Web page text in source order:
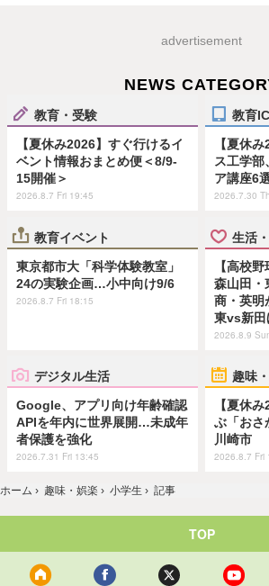
advertisement
NEWS
教育・受験
【夏休み2026】すぐ行けるイ
ベント情報おまとめ便＜8/9-
15開催＞
2026.8.7 Fri 19:45
教育
【夏休
ス工学部
ア講座6
2026.7.30
教育イベント
東京都市大「科学体験教室」
24の実験企画…小中向け9/6
2026.8.7 Fri 18:15
生活
【高校
森山田・
商・英明
東vs新田
2026.8.9
デジタル生活
Google、アプリ向け年齢確認
APIを年内に世界展開…未成年
者保護を強化
2026.7.31 Fri 13:45
趣味
【夏休
ぶ「お
川崎市
2026.8.7 Fri
ホーム › 趣味・娯楽 › 小学生 › 記事
TOP